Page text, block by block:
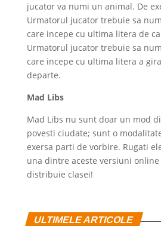
jucator va numi un animal. De
Urmatorul jucator trebuie sa
care incepe cu ultima litera de
Urmatorul jucator trebuie sa
care incepe cu ultima litera a
departe.
Mad Libs
Mad Libs nu sunt doar un mod
povesti ciudate; sunt o
exersa parti de vorbire. Rugati
una dintre aceste versiuni
distribuie clasei!
ULTIMELE ARTICOLE